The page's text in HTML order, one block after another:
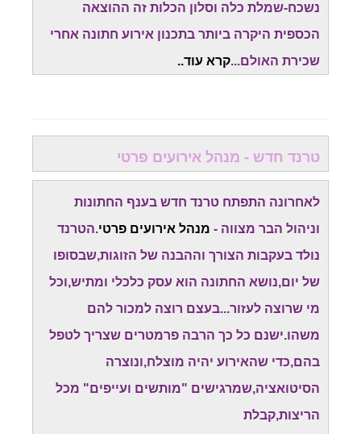
נשכח-שמלת כלה וסלון הכלות זה ההוצאה
הכספית היקרה ביותר בתכנון אירוע חתונה אחרי
שכירת האולם...קרא עוד..
טרנד חדש - מנהל אירועים פרטי
לאחרונה התפתח טרנד חדש בענף החתונות
וניהול הבר מצווה - מנהל אירועים פרטי.הטרנד
נולד בעקבות הצורך וההבנה של הזוגות,שבסופו
של יום,נושא החתונה הוא עסק כלכלי ומתיש,וכל
מי שרוצה לעזור...בעצם רוצה למכור להם
משהו.ישנם כל כך הרבה פרמטרים שצריך לטפל
בהם,כדי שהאירוע יהיה מוצלח,ונוצרה
הסיטואציה,שמרגישים "מותשים ועייפים" מכל
הריצות,קבלת